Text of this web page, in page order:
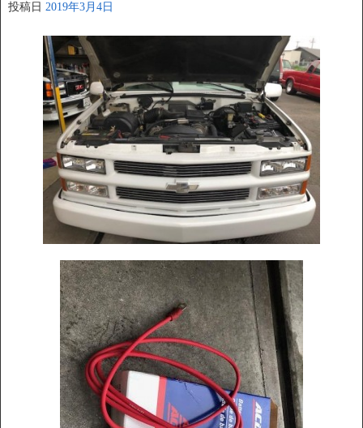
投稿日 2019年3月4日